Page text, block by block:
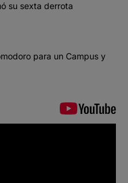
su sexta derrota
para un Campus y